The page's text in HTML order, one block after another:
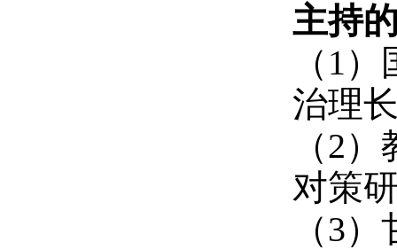
主持
（1
治理
（2
对策
（3